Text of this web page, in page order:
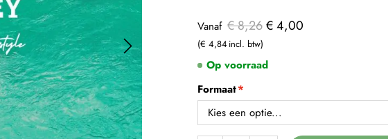
Vanaf € 8,26 € 4,00
€ 4,84
Formaat
Op voorraad